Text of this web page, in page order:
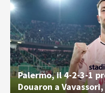
Palermo, il 4-2-3-1
Douaron a